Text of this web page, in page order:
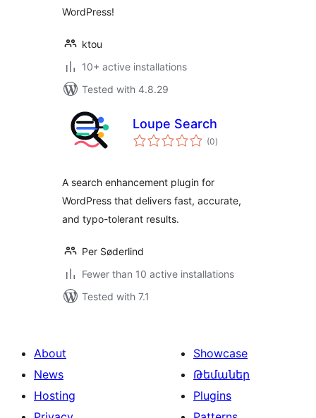
WordPress!
ktou
10+ active installations
Tested with 4.8.29
Loupe Search
(0total
ratings
)
A search enhancement plugin for
WordPress that delivers fast, accurate,
and typo-tolerant results.
Per Søderlind
Fewer than 10 active installations
Tested with 7.1
About
News
Hosting
Showcase
Թեմաներ
Plugins